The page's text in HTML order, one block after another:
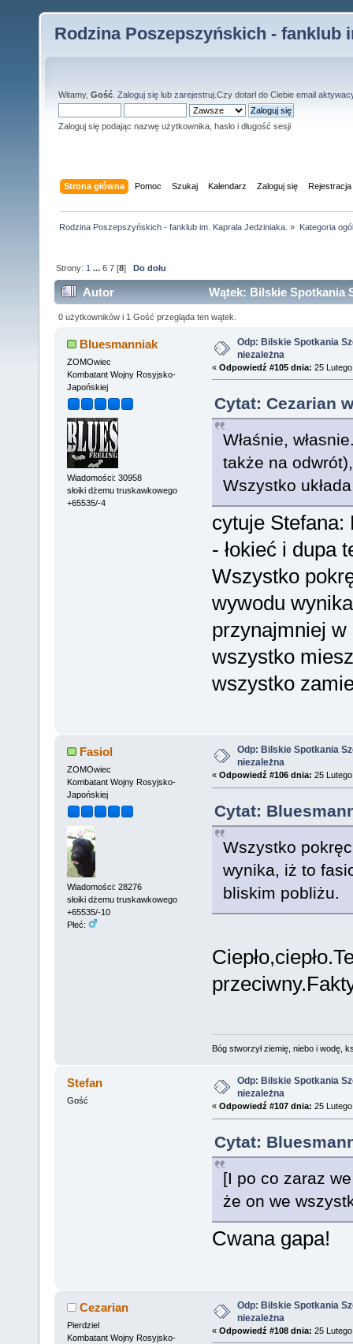
Rodzina Poszepszyńskich - fanklub
Witamy, Gość Zaloguj się lub zarejestruj .Czy dotarł do Ciebie email
Zaloguj się podając nazwę użytkownika, hasło i długość sesji
Strona główna Pomoc Szukaj Kalendarz Zaloguj się Rejestracja
Rodzina Poszepszyńskich - fanklub im. Kaprala Jedziniaka. » Kategoria
Strony: 1 ...6 7 [8]Do dołu
Autor Wątek: Bilskie Spotkania
0 użytkowników i 1 Gość przegląda ten wątek.
Bluesmanniak
ZOMOwiec
Kombatant Wojny Rosyjsko-
Japońskiej
Wiadomości: 30958
słoiki dżemu truskawkowego
+65535/-4
Odp: Bilskie Spotkania
niezależna
« Odpowiedź #105 dnia: 25
Cytat: Cezarian
Właśnie,
także na
Wszystko
cytuje Stefana:
- łokieć i dupa
Wszystko
wywodu
przynajmniej
wszystko
wszystko
Fasiol
ZOMOwiec
Kombatant Wojny Rosyjsko-
Japońskiej
Wiadomości: 28276
słoiki dżemu truskawkowego
+65535/-10
Płeć:
Odp: Bilskie Spotkania
niezależna
« Odpowiedź #106 dnia: 25
Cytat:
Wszystko
wynika, iż to
bliskim pobliżu.
Bóg stworzył ziemię, niebo i wodę,
Stefan
Gość
Odp: Bilskie Spotkania
niezależna
« Odpowiedź #107 dnia: 25
Cytat:
[I po co zaraz
że on we
Cwana gapa!
Cezarian
Pierdziel
Kombatant Wojny Rosyjsko-
Odp: Bilskie Spotkania
niezależna
« Odpowiedź #108 dnia: 25